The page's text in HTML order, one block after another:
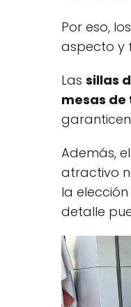
Por eso,
aspecto y
Las sillas
mesas
garanticen
Además,
atractivo
la
detalle